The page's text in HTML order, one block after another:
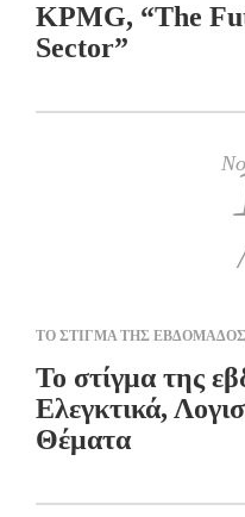
KPMG, “The
Sector”
ΤΟ ΣΤΙΓΜΑ ΤΗΣ ΕΒΔΟΜΑΔΟΣ
Το στίγμα της
Ελεγκτικά,
Θέματα